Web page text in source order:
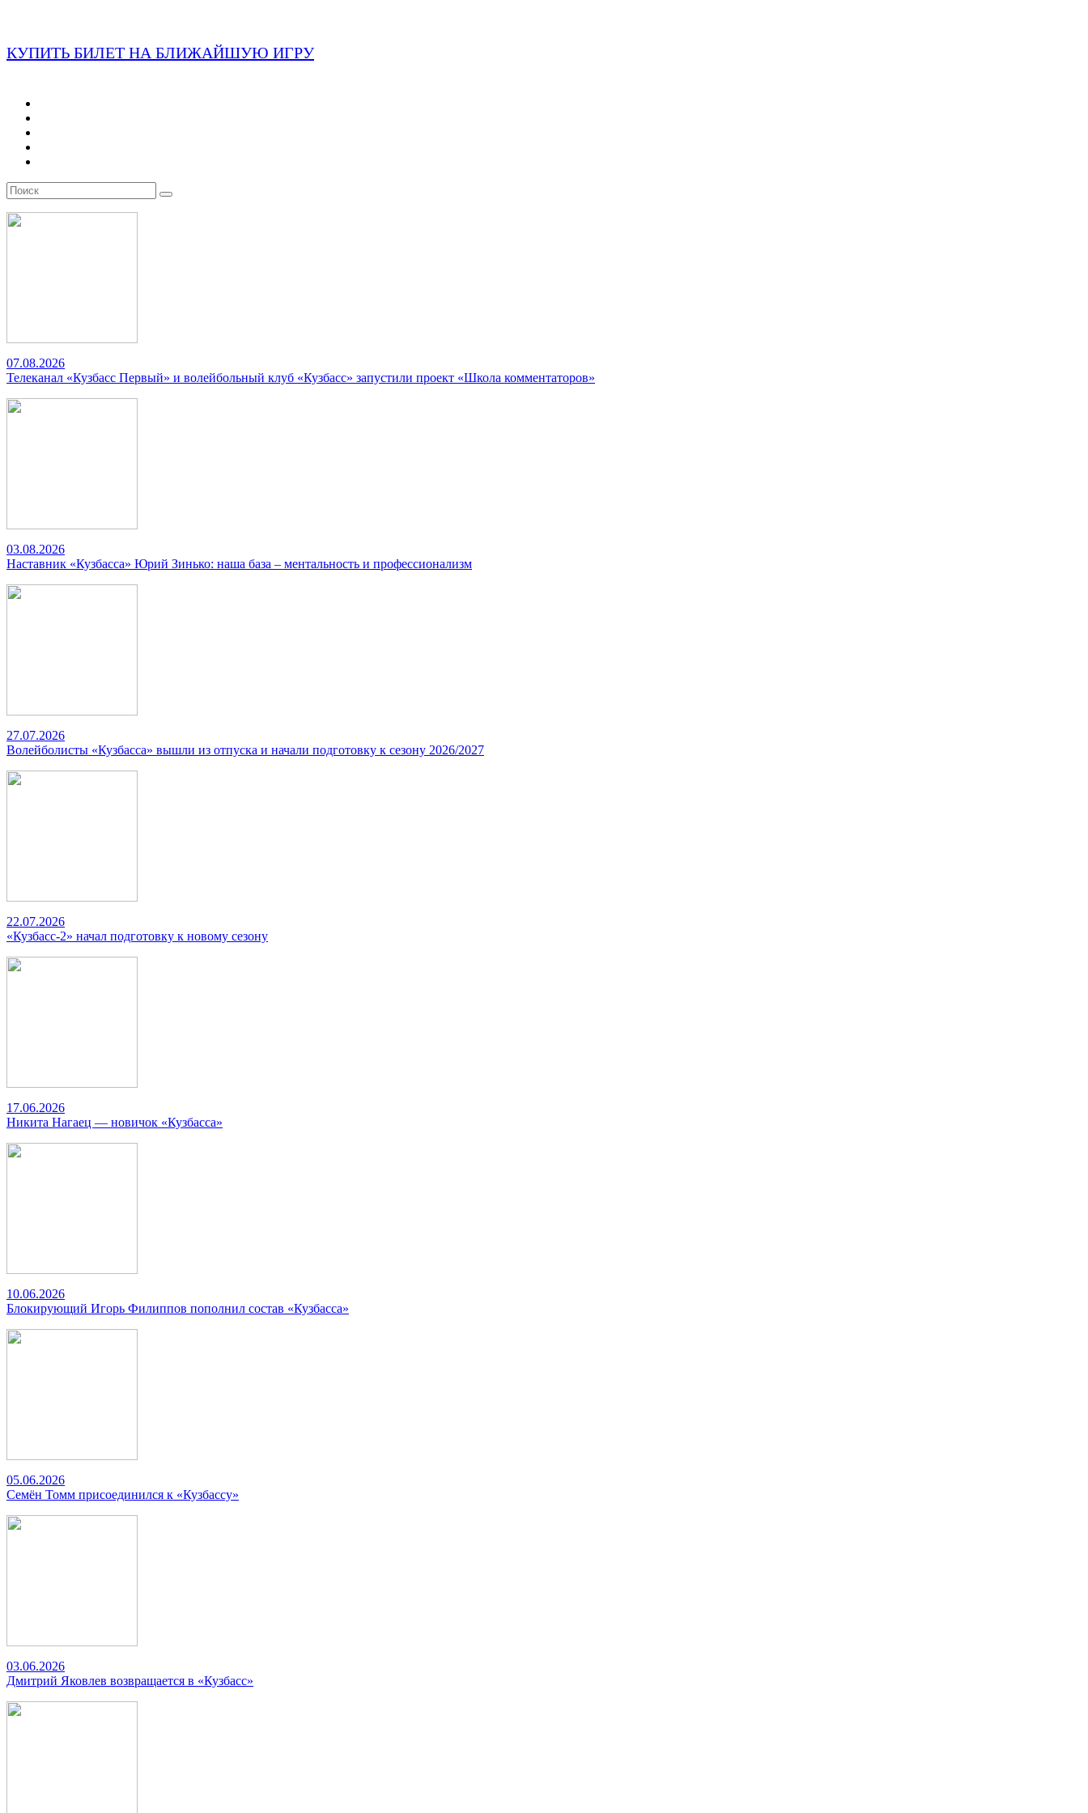
КУПИТЬ БИЛЕТ НА БЛИЖАЙШУЮ ИГРУ
07.08.2026
Телеканал «Кузбасс Первый» и волейбольный клуб «Кузбасс» запустили проект «Школа комментаторов»
03.08.2026
Наставник «Кузбасса» Юрий Зинько: наша база – ментальность и профессионализм
27.07.2026
Волейболисты «Кузбасса» вышли из отпуска и начали подготовку к сезону 2026/2027
22.07.2026
«Кузбасс-2» начал подготовку к новому сезону
17.06.2026
Никита Нагаец — новичок «Кузбасса»
10.06.2026
Блокирующий Игорь Филиппов пополнил состав «Кузбасса»
05.06.2026
Семён Томм присоединился к «Кузбассу»
03.06.2026
Дмитрий Яковлев возвращается в «Кузбасс»